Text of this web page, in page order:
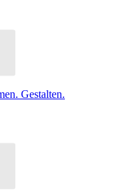
Gestalten.